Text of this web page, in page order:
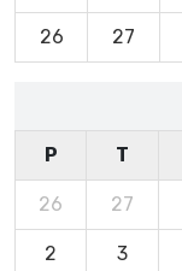
26 27
P T
26 27
2 3